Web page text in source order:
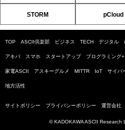
STORM pCloud
TOP ASCII倶楽部 ビジネス TECH デジタル
アキバ スマホ スタートアップ プログラミング+
家電ASCII アスキーグルメ MITTR IoT サイバ
地方活性
サイトポリシー プライバシーポリシー 運営会社
© KADOKAWA ASCII Research